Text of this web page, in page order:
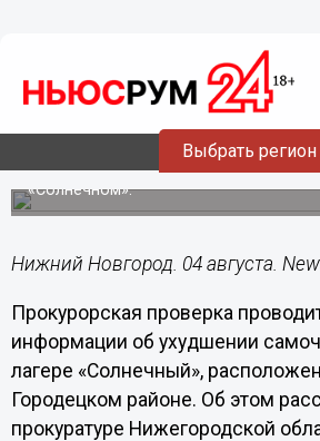
Выбрать регион
Прокуратура начала
недомогания детей в
Городцом
Родители пожаловались на
«Солнечном».
Нижний Новгород. 04 августа.
Прокурорская проверка
информации об ухудшении
лагере «Солнечный»,
Городецком районе. Об этом
прокуратуре Нижегородской